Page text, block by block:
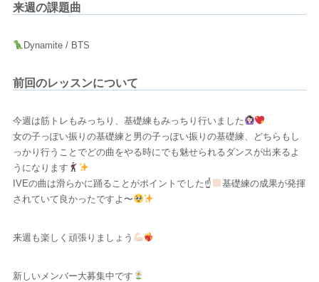
来週の課題曲
Dynamite / BTS
前回のレッスンについて
今週は筋トレもみっちり、基礎練もみっちり行いました
女の子っぽい振りの基礎練と男の子っぽい振りの基礎練、どちらもし
っかり行うことでどの曲をやる時にでも魅せられるダンスが出来るよ
うになります
IVEの曲は滑らかに踊ることがポイントでした☝
基礎練の成果が発揮
されていて良かったですよ〜
来週も楽しく頑張りましょう
新しいメンバー大募集中です